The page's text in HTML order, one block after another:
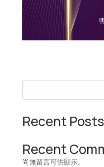
Recent Posts
Recent
尚無留言可供顯示。